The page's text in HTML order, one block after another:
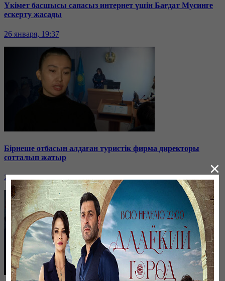
Үкімет басшысы сапасыз интернет үшін Бағдат Мусинге
ескерту жасады
26 января, 19:37
Бірнеше отбасын алдаған туристік фирма директоры
сотталып жатыр
26 января, 19:36 ×